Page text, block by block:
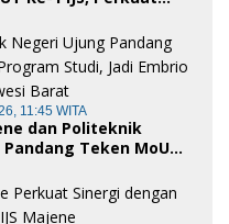
11:45 WITA
dan Politeknik
Teken MoU
Politeknik
Barat